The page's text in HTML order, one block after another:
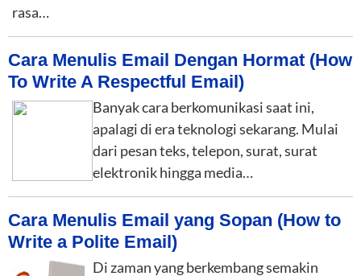
rasa…
Cara Menulis Email Dengan Hormat (How
To Write A Respectful Email)
Banyak cara berkomunikasi saat ini,
apalagi di era teknologi sekarang. Mulai
dari pesan teks, telepon, surat, surat
elektronik hingga media…
Cara Menulis Email yang Sopan (How to
Write a Polite Email)
Di zaman yang berkembang semakin